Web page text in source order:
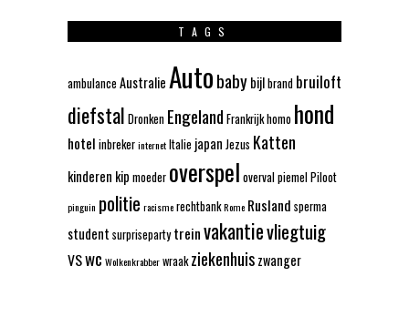
TAGS
ambulance AustralieAutobabybijlbrand bruiloft
diefstal Dronken Engeland Frankrijkhomo hond
hotel inbrekerinternetItalie japan Jezus Katten
kinderen kip moeder overspel overvalpiemelPiloot
pinguin politie racismerechtbankRome Rusland sperma
student surpriseparty treinvakantievliegtuig
VSwc Wolkenkrabberwraak ziekenhuiszwanger